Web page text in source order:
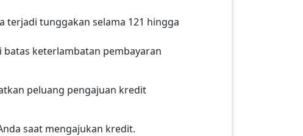
terjadi tunggakan selama 121 hingga
keterlambatan pembayaran
peluang pengajuan kredit
saat mengajukan kredit.